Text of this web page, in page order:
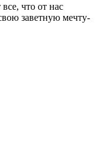
что от нас
заветную мечту-